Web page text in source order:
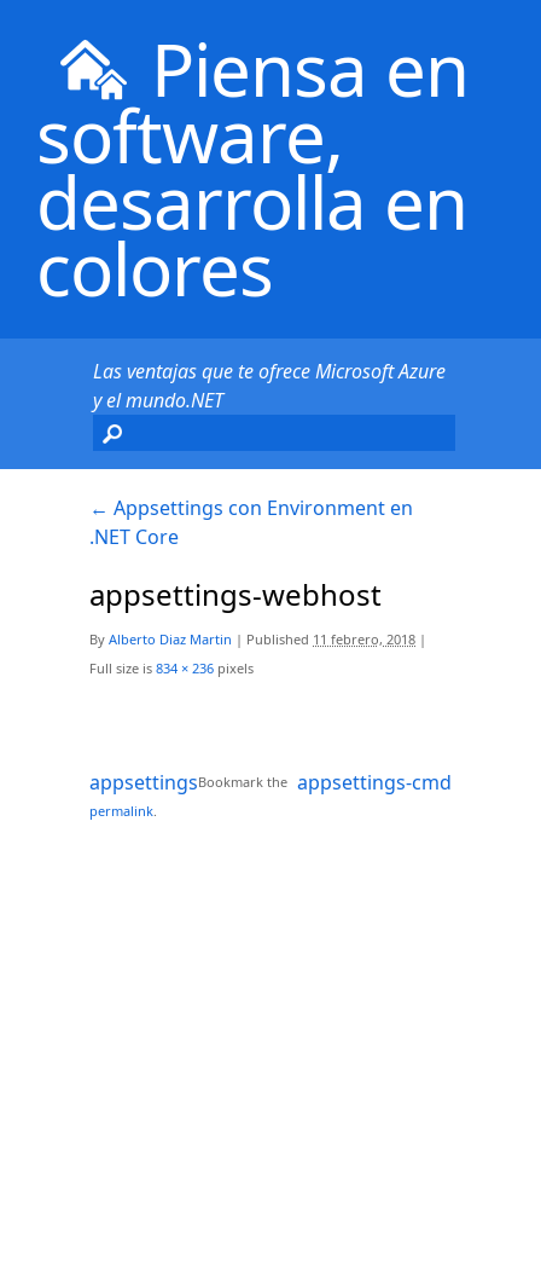
Piensa en
software,
desarrolla en
colores
Las ventajas que te ofrece Microsoft Azure
y el mundo.NET
← Appsettings con Environment en
.NET Core
appsettings-webhost
By Alberto Diaz Martin | Published 11 febrero, 2018 |
Full size is 834 × 236 pixels
appsettings appsettings-cmd
Bookmark the
permalink